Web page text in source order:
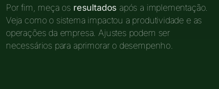
Por fim, meça os resultados após a implementação.
Veja como o sistema impactou a produtividade e as
operações da empresa. Ajustes podem ser
necessários para aprimorar o desempenho.